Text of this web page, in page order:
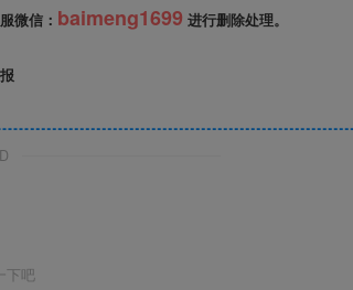
微信： baimeng1699 进行删除处理。
下吧